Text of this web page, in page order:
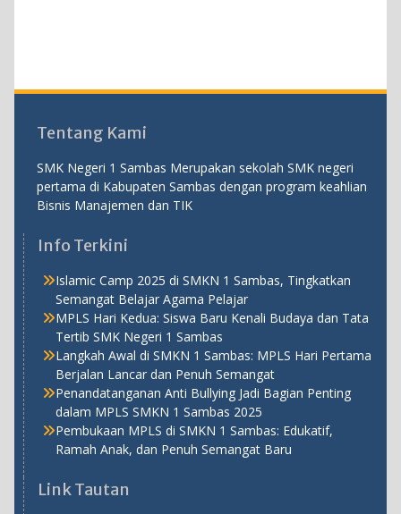
Tentang Kami
SMK Negeri 1 Sambas Merupakan sekolah SMK negeri
pertama di Kabupaten Sambas dengan program keahlian
Bisnis Manajemen dan TIK
Info Terkini
Islamic Camp 2025 di SMKN 1 Sambas, Tingkatkan
Semangat Belajar Agama Pelajar
MPLS Hari Kedua: Siswa Baru Kenali Budaya dan Tata
Tertib SMK Negeri 1 Sambas
Langkah Awal di SMKN 1 Sambas: MPLS Hari Pertama
Berjalan Lancar dan Penuh Semangat
Penandatanganan Anti Bullying Jadi Bagian Penting
dalam MPLS SMKN 1 Sambas 2025
Pembukaan MPLS di SMKN 1 Sambas: Edukatif,
Ramah Anak, dan Penuh Semangat Baru
Link Tautan